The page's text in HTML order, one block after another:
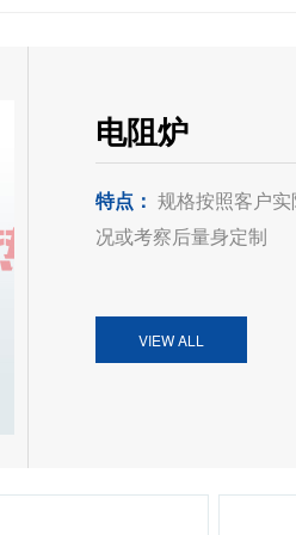
电阻炉
特点： 规格按照客户
况或考察后量身定制
VIEW ALL